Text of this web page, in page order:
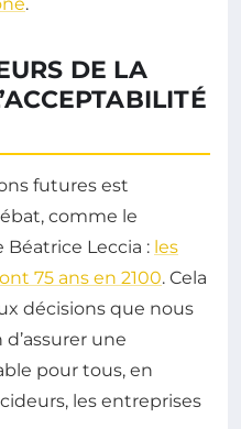
DE LA
futures est
comme le
Leccia : les
75 ans en 2100. Cela
décisions que nous
une
pour tous, en
les entreprises